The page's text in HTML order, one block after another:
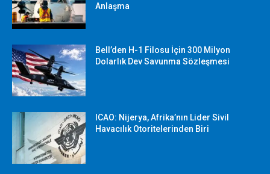
Anlaşma
Bell’den H-1 Filosu İçin 300 Milyon
Dolarlık Dev Savunma Sözleşmesi
ICAO: Nijerya, Afrika’nın Lider Sivil
Havacılık Otoritelerinden Biri